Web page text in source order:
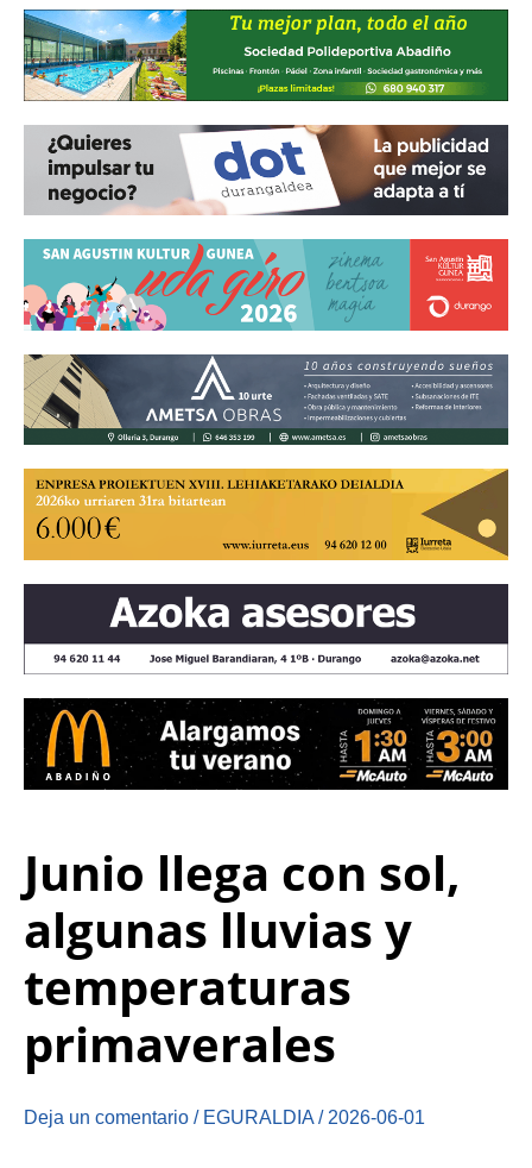
Junio llega con sol,
algunas lluvias y
temperaturas
primaverales
Deja un comentario / EGURALDIA / 2026-06-01